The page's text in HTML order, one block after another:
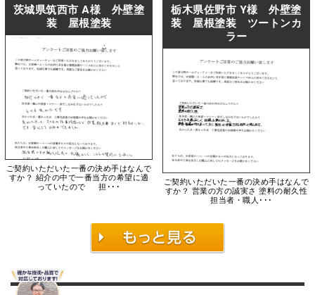
茨城県筑西市 A様 外壁塗
装 屋根塗装
ご契約いただいた一番の決め手はなんで
すか？ 紹介の中で一番当方の希望に適
っていたので 担･･･
栃木県佐野市 Y様 外壁塗
装 屋根塗装 ツートンカ
ラー
ご契約いただいた一番の決め手はなんで
すか？ 営業の方の誠実さ 塗料の耐久性
担当者・職人･･･